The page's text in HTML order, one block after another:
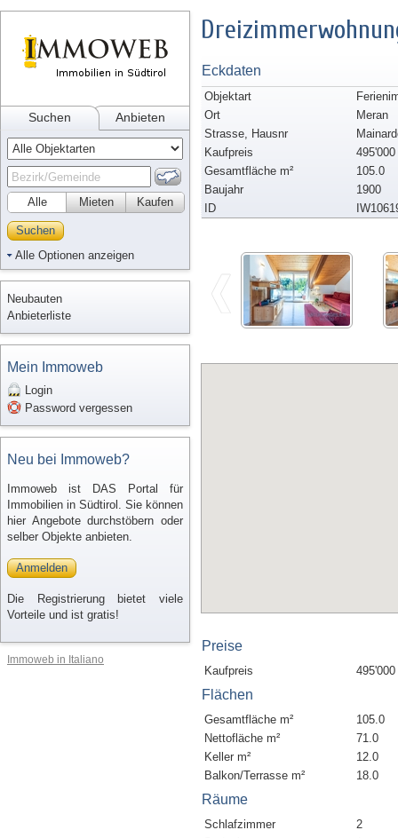
Suchen Anbieten
Alle Kaufen
Mieten
Suchen
Alle Optionen anzeigen
Neubauten
Anbieterliste
Mein Immoweb
Login
Password vergessen
Neu bei Immoweb?
Immoweb ist DAS Portal für
Immobilien in Südtirol. Sie können
hier Angebote durchstöbern oder
selber Objekte anbieten.
Anmelden
Die Registrierung bietet viele
Vorteile und ist gratis!
Immoweb in Italiano
Eckdaten
Objektart
Ort
Meran
Strasse, Hausnr
Kaufpreis
495'000
Gesamtfläche m²
105.0
Baujahr
1900
ID
Preise
Kaufpreis 495'000
Flächen
Gesamtfläche m²
105.0
Nettofläche m²
71.0
Keller m²
12.0
Balkon/Terrasse m²
18.0
Räume
Schlafzimmer
2